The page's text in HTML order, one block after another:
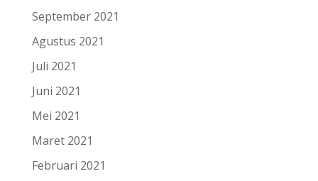
September 2021
Agustus 2021
Juli 2021
Juni 2021
Mei 2021
Maret 2021
Februari 2021